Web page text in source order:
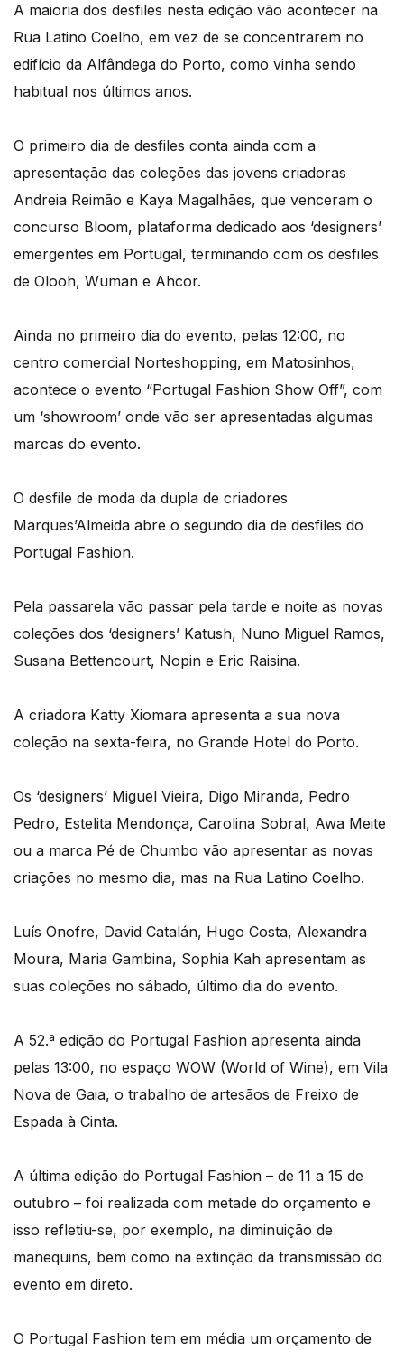
A maioria dos desfiles nesta edição vão acontecer na
Rua Latino Coelho, em vez de se concentrarem no
edifício da Alfândega do Porto, como vinha sendo
habitual nos últimos anos.
O primeiro dia de desfiles conta ainda com a
apresentação das coleções das jovens criadoras
Andreia Reimão e Kaya Magalhães, que venceram o
concurso Bloom, plataforma dedicado aos ‘designers’
emergentes em Portugal, terminando com os desfiles
de Olooh, Wuman e Ahcor.
Ainda no primeiro dia do evento, pelas 12:00, no
centro comercial Norteshopping, em Matosinhos,
acontece o evento “Portugal Fashion Show Off”, com
um ‘showroom’ onde vão ser apresentadas algumas
marcas do evento.
O desfile de moda da dupla de criadores
Marques’Almeida abre o segundo dia de desfiles do
Portugal Fashion.
Pela passarela vão passar pela tarde e noite as novas
coleções dos ‘designers’ Katush, Nuno Miguel Ramos,
Susana Bettencourt, Nopin e Eric Raisina.
A criadora Katty Xiomara apresenta a sua nova
coleção na sexta-feira, no Grande Hotel do Porto.
Os ‘designers’ Miguel Vieira, Digo Miranda, Pedro
Pedro, Estelita Mendonça, Carolina Sobral, Awa Meite
ou a marca Pé de Chumbo vão apresentar as novas
criações no mesmo dia, mas na Rua Latino Coelho.
Luís Onofre, David Catalán, Hugo Costa, Alexandra
Moura, Maria Gambina, Sophia Kah apresentam as
suas coleções no sábado, último dia do evento.
A 52.ª edição do Portugal Fashion apresenta ainda
pelas 13:00, no espaço WOW (World of Wine), em Vila
Nova de Gaia, o trabalho de artesãos de Freixo de
Espada à Cinta.
A última edição do Portugal Fashion – de 11 a 15 de
outubro – foi realizada com metade do orçamento e
isso refletiu-se, por exemplo, na diminuição de
manequins, bem como na extinção da transmissão do
evento em direto.
O Portugal Fashion tem em média um orçamento de